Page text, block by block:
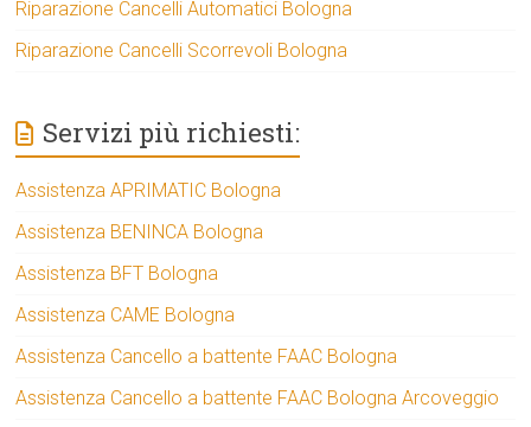
Riparazione Cancelli Automatici Bologna
Riparazione Cancelli Scorrevoli Bologna
Servizi più richiesti:
Assistenza APRIMATIC Bologna
Assistenza BENINCA Bologna
Assistenza BFT Bologna
Assistenza CAME Bologna
Assistenza Cancello a battente FAAC Bologna
Assistenza Cancello a battente FAAC Bologna Arcoveggio